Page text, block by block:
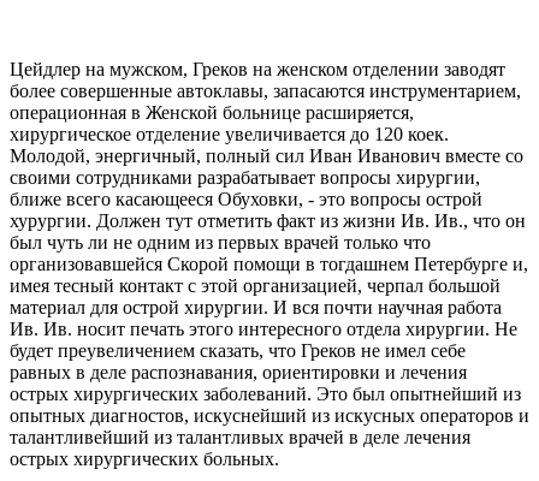
Цейдлер на мужском, Греков на женском отделении заводят
более совершенные автоклавы, запасаются инструментарием,
операционная в Женской больнице расширяется,
хирургическое отделение увеличивается до 120 коек.
Молодой, энергичный, полный сил Иван Иванович вместе со
своими сотрудниками разрабатывает вопросы хирургии,
ближе всего касающееся Обуховки, - это вопросы острой
хурургии. Должен тут отметить факт из жизни Ив. Ив., что он
был чуть ли не одним из первых врачей только что
организовавшейся Скорой помощи в тогдашнем Петербурге и,
имея тесный контакт с этой организацией, черпал большой
материал для острой хирургии. И вся почти научная работа
Ив. Ив. носит печать этого интересного отдела хирургии. Не
будет преувеличением сказать, что Греков не имел себе
равных в деле распознавания, ориентировки и лечения
острых хирургических заболеваний. Это был опытнейший из
опытных диагностов, искуснейший из искусных операторов и
талантливейший из талантливых врачей в деле лечения
острых хирургических больных.